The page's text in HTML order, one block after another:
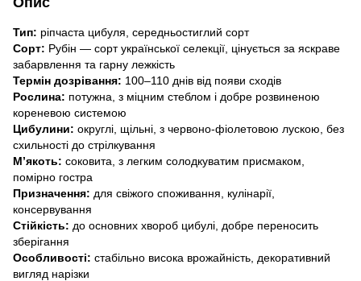
Тип: ріпчаста цибуля, середньостиглий сорт
Сорт: Рубін — сорт української селекції, цінується за яскраве
забарвлення та гарну лежкість
Термін дозрівання: 100–110 днів від появи сходів
Рослина: потужна, з міцним стеблом і добре розвиненою
кореневою системою
Цибулини: округлі, щільні, з червоно-фіолетовою лускою, без
схильності до стрілкування
М’якоть: соковита, з легким солодкуватим присмаком,
помірно гостра
Призначення: для свіжого споживання, кулінарії,
консервування
Стійкість: до основних хвороб цибулі, добре переносить
зберігання
Особливості: стабільно висока врожайність, декоративний
вигляд нарізки